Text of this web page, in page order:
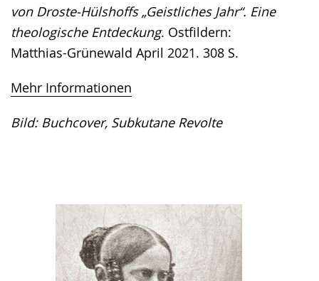
von Droste-Hülshoffs „Geistliches Jahr“. Eine
theologische Entdeckung. Ostfildern:
Matthias-Grünewald April 2021. 308 S.
Mehr Informationen
Bild: Buchcover, Subkutane Revolte